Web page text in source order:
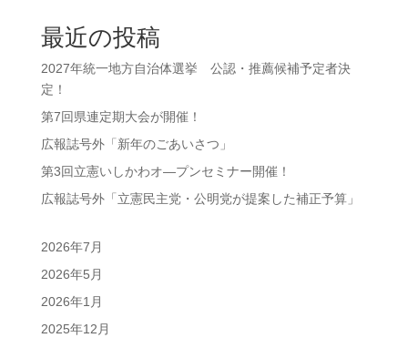
最近の投稿
2027年統一地方自治体選挙 公認・推薦候補予定者決
定！
第7回県連定期大会が開催！
広報誌号外「新年のごあいさつ」
第3回立憲いしかわオ―プンセミナー開催！
広報誌号外「立憲民主党・公明党が提案した補正予算」
2026年7月
2026年5月
2026年1月
2025年12月